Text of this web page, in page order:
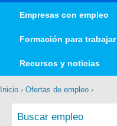
Empresas con empleo
Formación para trabajar
Recursos y noticias
Inicio › Ofertas de empleo ›
Buscar empleo